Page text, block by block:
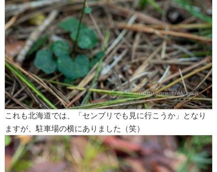
これも北海道では、「センブリでも見に行こうか」となり
ますが、駐車場の横にありました（笑）